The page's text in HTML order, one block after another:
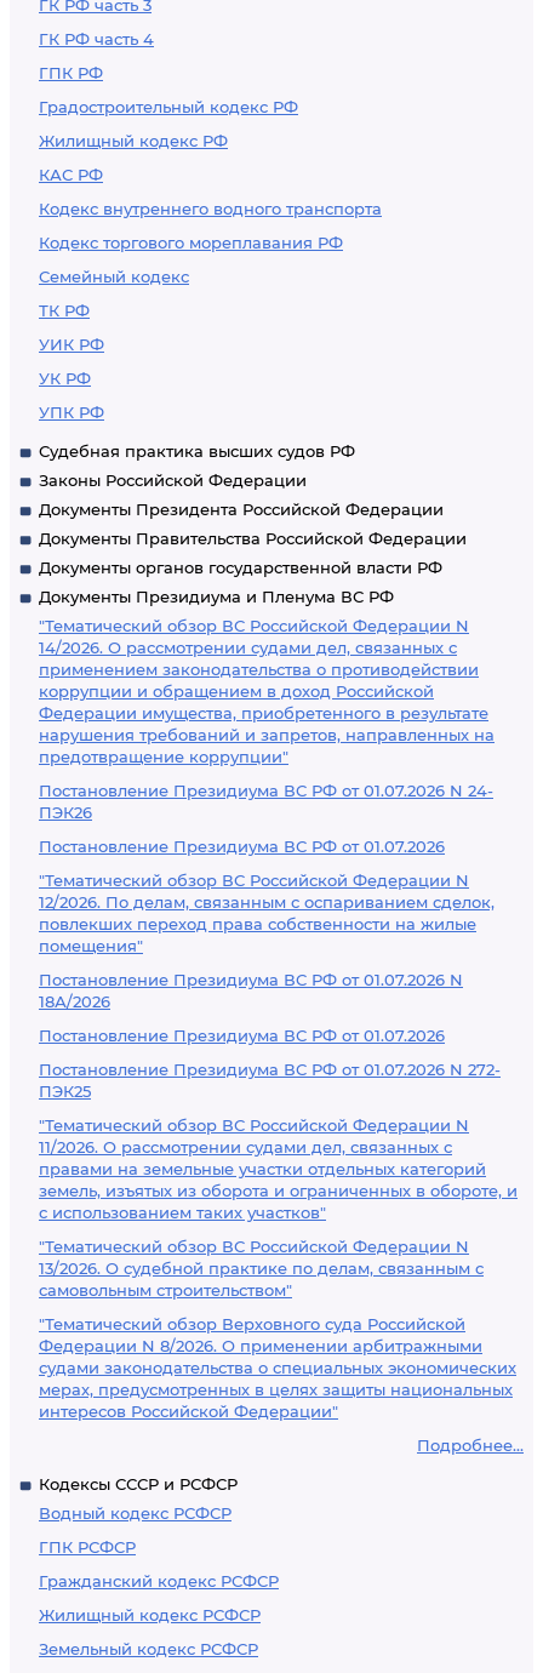
ГК РФ часть 3
ГК РФ часть 4
ГПК РФ
Градостроительный кодекс РФ
Жилищный кодекс РФ
КАС РФ
Кодекс внутреннего водного транспорта
Кодекс торгового мореплавания РФ
Семейный кодекс
ТК РФ
УИК РФ
УК РФ
УПК РФ
Судебная практика высших судов РФ
Законы Российской Федерации
Документы Президента Российской Федерации
Документы Правительства Российской Федерации
Документы органов государственной власти РФ
Документы Президиума и Пленума ВС РФ
"Тематический обзор ВС Российской Федерации N
14/2026. О рассмотрении судами дел, связанных с
применением законодательства о противодействии
коррупции и обращением в доход Российской
Федерации имущества, приобретенного в результате
нарушения требований и запретов, направленных на
предотвращение коррупции"
Постановление Президиума ВС РФ от 01.07.2026 N 24-
ПЭК26
Постановление Президиума ВС РФ от 01.07.2026
"Тематический обзор ВС Российской Федерации N
12/2026. По делам, связанным с оспариванием сделок,
повлекших переход права собственности на жилые
помещения"
Постановление Президиума ВС РФ от 01.07.2026 N
18А/2026
Постановление Президиума ВС РФ от 01.07.2026
Постановление Президиума ВС РФ от 01.07.2026 N 272-
ПЭК25
"Тематический обзор ВС Российской Федерации N
11/2026. О рассмотрении судами дел, связанных с
правами на земельные участки отдельных категорий
земель, изъятых из оборота и ограниченных в обороте, и
с использованием таких участков"
"Тематический обзор ВС Российской Федерации N
13/2026. О судебной практике по делам, связанным с
самовольным строительством"
"Тематический обзор Верховного суда Российской
Федерации N 8/2026. О применении арбитражными
судами законодательства о специальных экономических
мерах, предусмотренных в целях защиты национальных
интересов Российской Федерации"
Подробнее...
Кодексы СССР и РСФСР
Водный кодекс РСФСР
ГПК РСФСР
Гражданский кодекс РСФСР
Жилищный кодекс РСФСР
Земельный кодекс РСФСР